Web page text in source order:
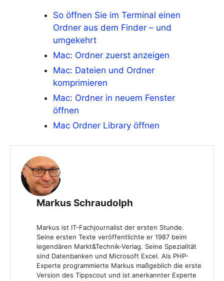
So öffnen Sie im Terminal einen
Ordner aus dem Finder – und
umgekehrt
Mac: Ordner zuerst anzeigen
Mac: Dateien und Ordner
komprimieren
Mac: Ordner in neuem Fenster
öffnen
Mac Ordner Library öffnen
Markus Schraudolph
Markus ist IT-Fachjournalist der ersten Stunde.
Seine ersten Texte veröffentlichte er 1987 beim
legendären Markt&Technik-Verlag. Seine Spezialität
sind Datenbanken und Microsoft Excel. Als PHP-
Experte programmierte Markus maßgeblich die erste
Version des Tippscout und ist anerkannter Experte